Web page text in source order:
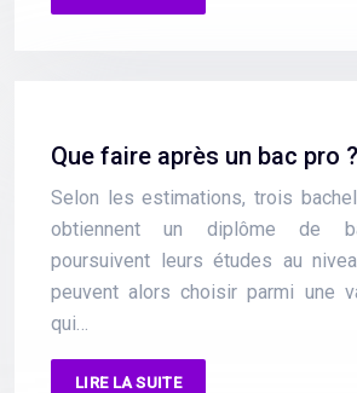
Que faire après un bac pro ?
Selon les estimations, trois
obtiennent un diplôme de
poursuivent leurs études au
peuvent alors choisir parmi une
qui…
LIRE LA SUITE